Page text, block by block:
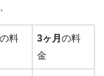
の料
3ヶ月 の料
金